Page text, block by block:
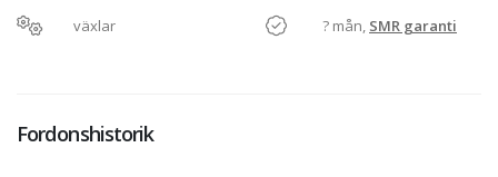
växlar
? mån, SMR garanti
Fordonshistorik